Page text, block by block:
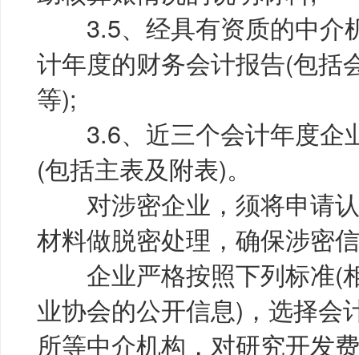
3.5、经具有资质的中介
计年度的财务会计报告(包括
等);
3.6、近三个会计年度企
(包括主表及附表)。
对涉密企业，须将申请认
材料做脱密处理，确保涉密
企业严格按照下列标准(
业协会的公开信息)，选择会
所等中介机构，对研究开发